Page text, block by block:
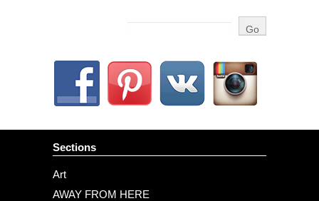
Sections
Art
AWAY FROM HERE